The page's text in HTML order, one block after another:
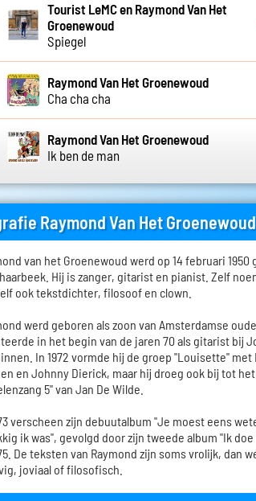
Tourist LeMC en Raymond Van Het
Groenewoud
Spiegel
Raymond Van Het Groenewoud
Cha cha cha
Raymond Van Het Groenewoud
Ik ben de man
Raymond Van Het Groenewoud
van het Groenewoud werd op 14 februari 1950
Hij is zanger, gitarist en pianist. Zelf
ook tekstdichter, filosoof en clown.
werd geboren als zoon van Amsterdamse
in het begin van de jaren 70 als gitarist bij
In 1972 vormde hij de groep "Louisette" met
en Johnny Dierick, maar hij droeg ook bij tot
5" van Jan De Wilde.
verscheen zijn debuutalbum "Je moest eens
ik was", gevolgd door zijn tweede album "Ik
De teksten van Raymond zijn soms vrolijk, dan
joviaal of filosofisch.